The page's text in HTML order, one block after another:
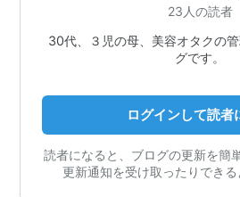
23人の読者
30代、３児の母、美容オタクの
グです。
ログインして読者
読者になると、ブログの更新を簡
更新通知を受け取ったりできる